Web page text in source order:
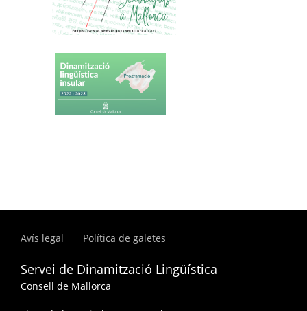
Avís legal Política de galetes
Servei de Dinamització Lingüística
Consell de Mallorca